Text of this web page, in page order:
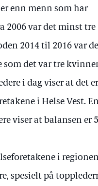
enn menn som har
2006 var det minst tre
2014 til 2016 var
det var tre
i dag viser at det
i Helse Vest. En
viser at balansen er
i
spesielt på